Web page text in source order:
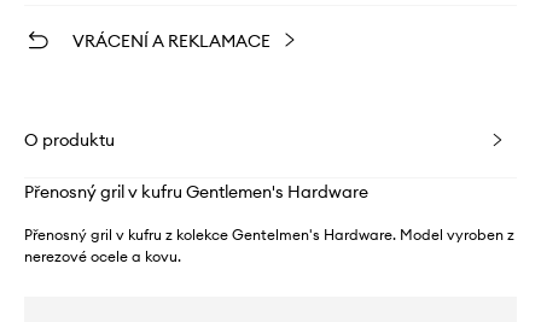
VRÁCENÍ A REKLAMACE
O produktu
Přenosný gril v kufru Gentlemen's Hardware
Přenosný gril v kufru z kolekce Gentelmen's Hardware. Model vyroben z
nerezové ocele a kovu.